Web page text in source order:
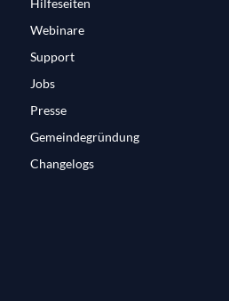
Hilfeseiten
Webinare
Support
Jobs
Presse
Gemeindegründung
Changelogs